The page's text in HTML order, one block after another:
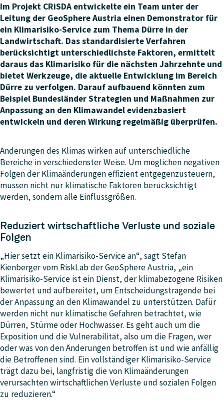
Im Projekt CRiSDA entwickelte ein Team unter der
Leitung der GeoSphere Austria einen Demonstrator für
ein Klimarisiko-Service zum Thema Dürre in der
Landwirtschaft. Das standardisierte Verfahren
berücksichtigt unterschiedlichste Faktoren, ermittelt
daraus das Klimarisiko für die nächsten Jahrzehnte und
bietet Werkzeuge, die aktuelle Entwicklung im Bereich
Dürre zu verfolgen. Darauf aufbauend könnten zum
Beispiel Bundesländer Strategien und Maßnahmen zur
Anpassung an den Klimawandel evidenzbasiert
entwickeln und deren Wirkung regelmäßig überprüfen.
Änderungen des Klimas wirken auf unterschiedliche
Bereiche in verschiedenster Weise. Um möglichen negativen
Folgen der Klimaänderungen effizient entgegenzusteuern,
müssen nicht nur klimatische Faktoren berücksichtigt
werden, sondern alle Einflussgrößen.
Reduziert wirtschaftliche Verluste und soziale
Folgen
„Hier setzt ein Klimarisiko-Service an“, sagt Stefan
Kienberger vom RiskLab der GeoSphere Austria, „ein
Klimarisiko-Service ist ein Dienst, der klimabezogene Risiken
bewertet und aufbereitet, um Entscheidungstragende bei
der Anpassung an den Klimawandel zu unterstützen. Dafür
werden nicht nur klimatische Gefahren betrachtet, wie
Dürren, Stürme oder Hochwasser. Es geht auch um die
Exposition und die Vulnerabilität, also um die Fragen, wer
oder was von den Änderungen betroffen ist und wie anfällig
die Betroffenen sind. Ein vollständiger Klimarisiko-Service
trägt dazu bei, langfristig die von Klimaänderungen
verursachten wirtschaftlichen Verluste und sozialen Folgen
zu reduzieren.“